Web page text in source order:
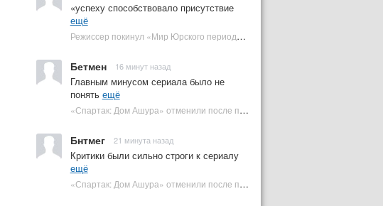
«успеху способствовало присутствие
ещё
Режиссер покинул «Мир Юрского периода 5» | Plugged In Ru
Бетмен 16 минут назад
Главным минусом сериала было не
понять ещё
«Спартак: Дом Ашура» отменили после первого сезона | Plugged In Ru
Бнтмег 21 минута назад
Критики были сильно строги к сериалу
ещё
«Спартак: Дом Ашура» отменили после первого сезона | Plugged In Ru